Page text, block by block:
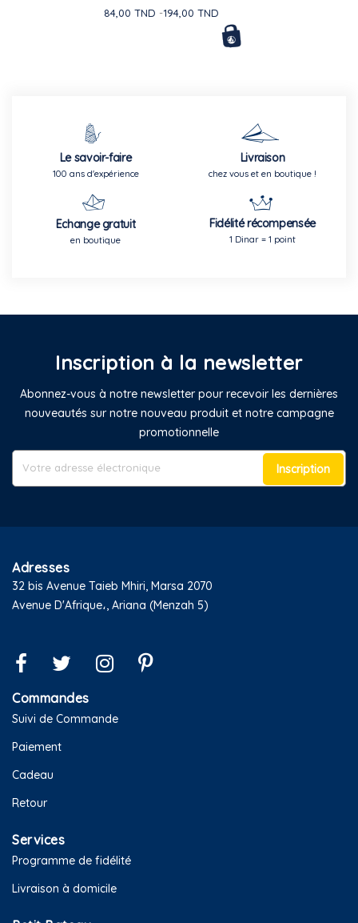
84,00 TND 194,00 TND
Le savoir-faire
100 ans d'expérience
Livraison
chez vous et en boutique !
Echange gratuit
en boutique
Fidélité récompensée
1 Dinar = 1 point
Inscription à la newsletter
Abonnez-vous à notre newsletter pour recevoir les dernières
nouveautés sur notre nouveau produit et notre campagne
promotionnelle
Inscription
Adresses
32 bis Avenue Taieb Mhiri, Marsa 2070
Avenue D'Afrique،, Ariana (Menzah 5)
Commandes
Suivi de Commande
Paiement
Cadeau
Retour
Services
Programme de fidélité
Livraison à domicile